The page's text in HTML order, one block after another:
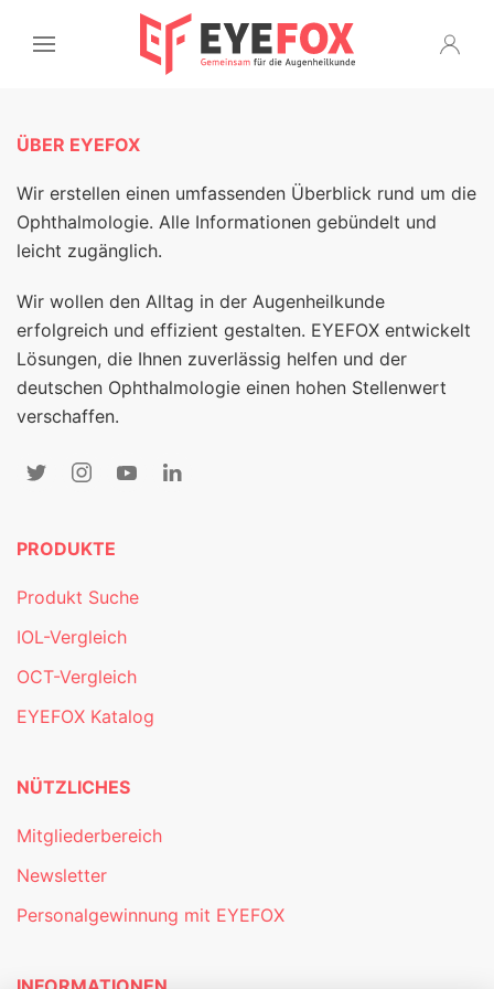
ÜBER EYEFOX
Wir erstellen einen umfassenden Überblick rund um die
Ophthalmologie. Alle Informationen gebündelt und
leicht zugänglich.
Wir wollen den Alltag in der Augenheilkunde
erfolgreich und effizient gestalten. EYEFOX entwickelt
Lösungen, die Ihnen zuverlässig helfen und der
deutschen Ophthalmologie einen hohen Stellenwert
verschaffen.
PRODUKTE
Produkt Suche
IOL-Vergleich
OCT-Vergleich
EYEFOX Katalog
NÜTZLICHES
Mitgliederbereich
Newsletter
Personalgewinnung mit EYEFOX